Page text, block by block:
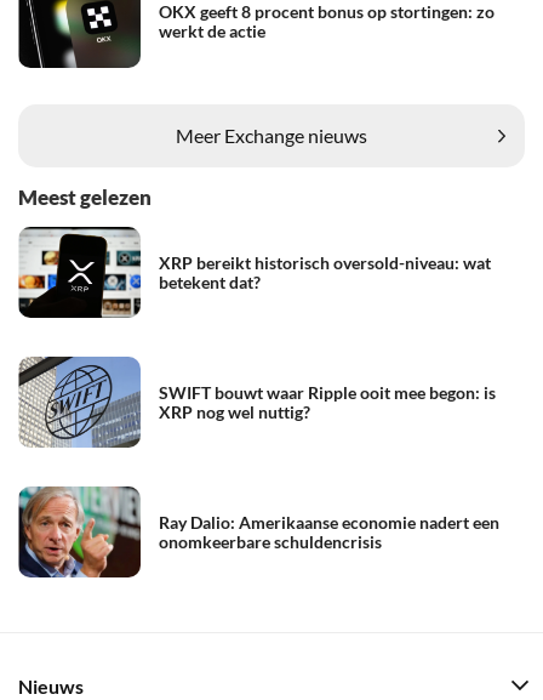
OKX geeft 8 procent bonus op stortingen: zo
werkt de actie
Meer Exchange nieuws
Meest gelezen
XRP bereikt historisch oversold-niveau: wat
betekent dat?
SWIFT bouwt waar Ripple ooit mee begon: is
XRP nog wel nuttig?
Ray Dalio: Amerikaanse economie nadert een
onomkeerbare schuldencrisis
Nieuws